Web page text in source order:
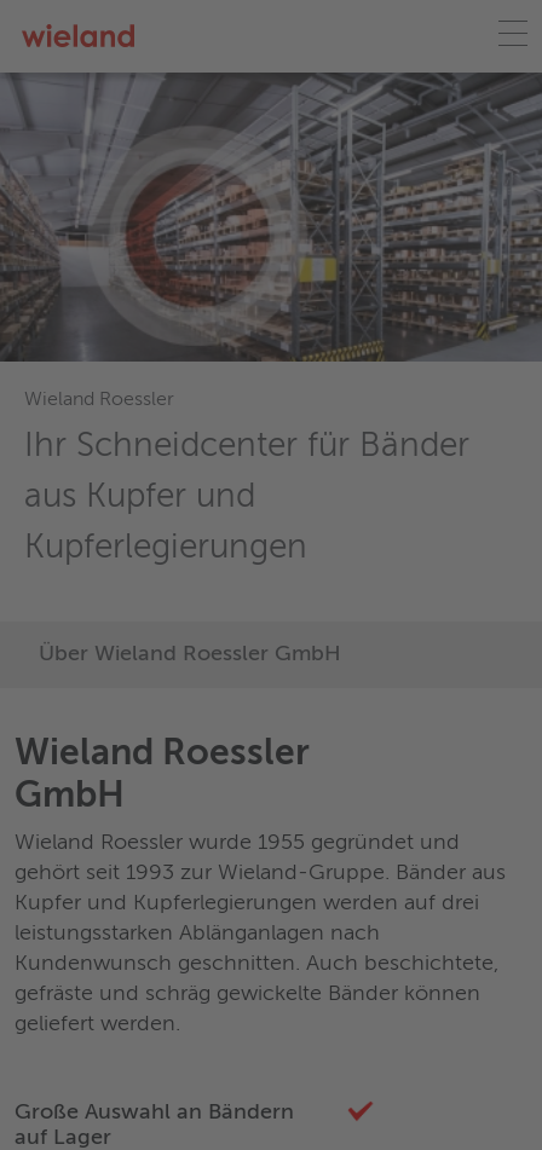
Wieland Roessler
Ihr Schneidcenter für Bänder
aus Kupfer und
Kupferlegierungen
Über Wieland Roessler GmbH
Wieland Roessler
GmbH
Wieland Roessler wurde 1955 gegründet und
gehört seit 1993 zur Wieland-Gruppe. Bänder aus
Kupfer und Kupferlegierungen werden auf drei
leistungsstarken Ablänganlagen nach
Kundenwunsch geschnitten. Auch beschichtete,
gefräste und schräg gewickelte Bänder können
geliefert werden.
Große Auswahl an Bändern
auf Lager